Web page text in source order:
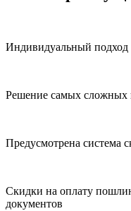
Индивидуальный подход
Решение самых сложных
Предусмотрена система
Скидки на оплату
документов